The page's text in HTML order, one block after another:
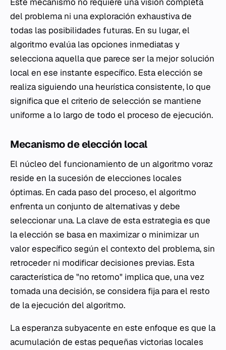
del problema ni una exploración exhaustiva de
todas las posibilidades futuras. En su lugar, el
algoritmo evalúa las opciones inmediatas y
selecciona aquella que parece ser la mejor solución
local en ese instante específico. Esta elección se
realiza siguiendo una heurística consistente, lo que
significa que el criterio de selección se mantiene
uniforme a lo largo de todo el proceso de ejecución.
Mecanismo de elección local
El núcleo del funcionamiento de un algoritmo voraz
reside en la sucesión de elecciones locales
óptimas. En cada paso del proceso, el algoritmo
enfrenta un conjunto de alternativas y debe
seleccionar una. La clave de esta estrategia es que
la elección se basa en maximizar o minimizar un
valor específico según el contexto del problema, sin
retroceder ni modificar decisiones previas. Esta
característica de "no retorno" implica que, una vez
tomada una decisión, se considera fija para el resto
de la ejecución del algoritmo.
La esperanza subyacente en este enfoque es que la
acumulación de estas pequeñas victorias locales